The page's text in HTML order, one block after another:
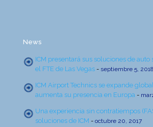
News
ICM presentará sus soluciones de
el FTE de Las Vegas - septiembre 5, 2018
ICM Airport Technics se expande
aumenta su presencia en Europa -
Una experiencia sin contratiempos
soluciones de ICM - octubre 20, 2017